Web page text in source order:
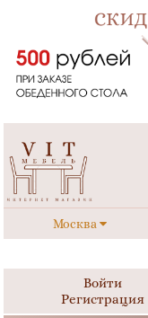
Москва
Войти
Регистрация